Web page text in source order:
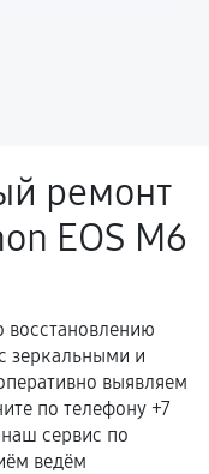
случаем
при
заявленным
ремонт
EOS M6
восстановлению
зеркальными и
выявляем
по телефону +7
сервис по
ведём